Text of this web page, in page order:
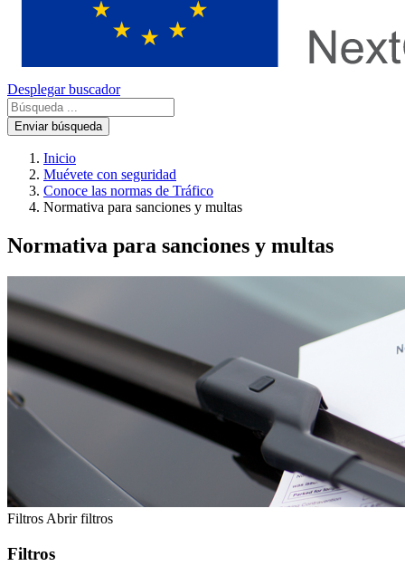
Desplegar buscador
Enviar búsqueda
Inicio
Muévete con seguridad
Conoce las normas de Tráfico
Normativa para sanciones y multas
Normativa para sanciones y multas
Filtros Abrir filtros
Filtros